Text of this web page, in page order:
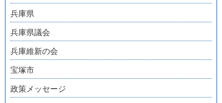
兵庫県
兵庫県議会
兵庫維新の会
宝塚市
政策メッセージ